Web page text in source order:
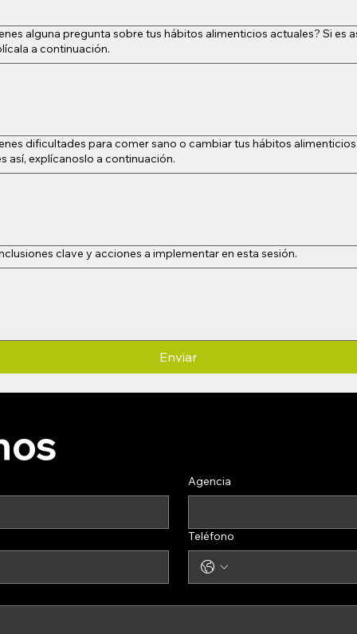
alguna pregunta sobre tus hábitos alimenticios actuales? Si es
a continuación.
dificultades para comer sano o cambiar tus hábitos
así, explícanoslo a continuación.
clave y acciones a implementar en esta sesión.
Enviar
Agencia
Teléfono